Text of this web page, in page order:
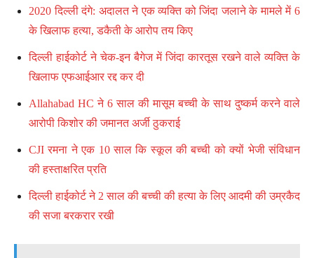
2020 दिल्ली दंगे: अदालत ने एक व्यक्ति को जिंदा जलाने के मामले में 6
के खिलाफ हत्या, डकैती के आरोप तय किए
दिल्ली हाईकोर्ट ने चेक-इन बैगेज में जिंदा कारतूस रखने वाले व्यक्ति के
खिलाफ एफआईआर रद्द कर दी
Allahabad HC ने 6 साल की मासूम बच्ची के साथ दुष्कर्म करने वाले
आरोपी किशोर की जमानत अर्जी ठुकराई
CJI रमना ने एक 10 साल कि स्कूल की बच्ची को क्यों भेजी संविधान
की हस्ताक्षरित प्रति
दिल्ली हाईकोर्ट ने 2 साल की बच्ची की हत्या के लिए आदमी की उम्रकैद
की सजा बरकरार रखी